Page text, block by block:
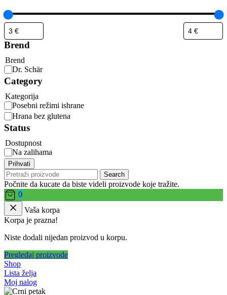
Brend
Brend
Dr. Schär
Category
Kategorija
Posebni režimi ishrane
Hrana bez glutena
Status
Dostupnost
Na zalihama
Prihvati
Search
Počnite da kucate da biste videli proizvode koje tražite.
0
Vaša korpa
Korpa je prazna!
Niste dodali nijedan proizvod u korpu.
Pregledaj proizvode
Shop
Lista želja
Moj nalog